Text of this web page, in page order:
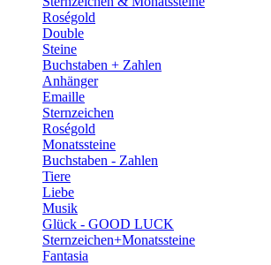
Roségold
Double
Steine
Buchstaben + Zahlen
Anhänger
Emaille
Sternzeichen
Roségold
Monatssteine
Buchstaben - Zahlen
Tiere
Liebe
Musik
Glück - GOOD LUCK
Sternzeichen+Monatssteine
Fantasia